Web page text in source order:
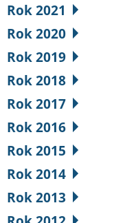
Rok 2021
Rok 2020
Rok 2019
Rok 2018
Rok 2017
Rok 2016
Rok 2015
Rok 2014
Rok 2013